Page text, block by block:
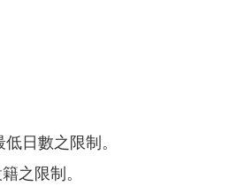
日數之限制。
之限制。